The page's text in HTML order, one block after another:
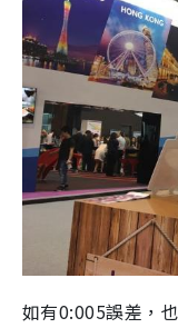
如有0:005誤差，